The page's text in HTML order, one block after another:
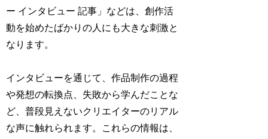
ー インタビュー 記事」などは、創作活
動を始めたばかりの人にも大きな刺激と
なります。
インタビューを通じて、作品制作の過程
や発想の転換点、失敗から学んだことな
ど、普段見えないクリエイターのリアル
な声に触れられます。これらの情報は、